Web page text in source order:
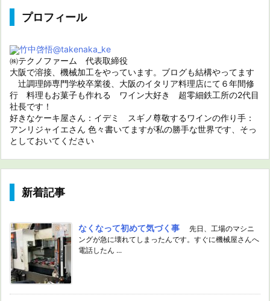
プロフィール
竹中啓悟@takenaka_ke
㈱テクノファーム 代表取締役
大阪で溶接、機械加工をやっています。ブログも結構やってます
辻調理師専門学校卒業後、大阪のイタリア料理店にて６年間修
行 料理もお菓子も作れる ワイン大好き 超零細鉄工所の2代目
社長です！
好きなケーキ屋さん：イデミ スギノ尊敬するワインの作り手：
アンリジャイエさん 色々書いてますが私の勝手な世界です、そっ
としておいてください
新着記事
なくなって初めて気づく事
先日、工場のマシニ
ングが急に壊れてしまったんです。すぐに機械屋さんへ
電話したん ...